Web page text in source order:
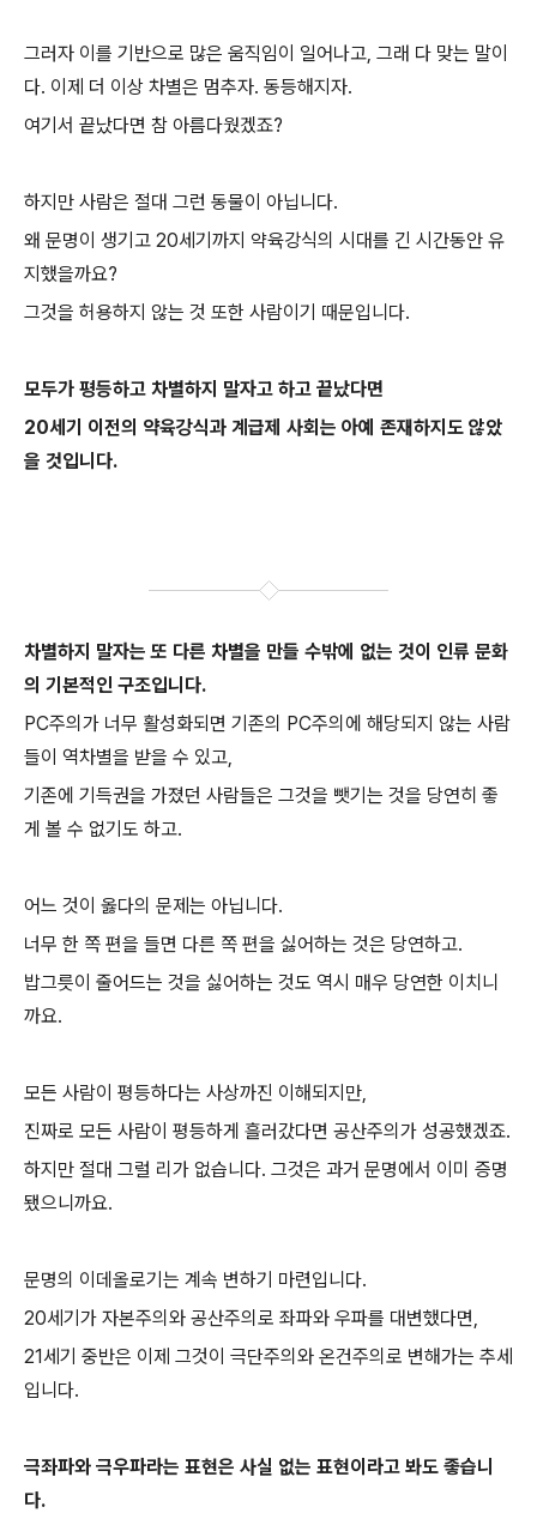
그러자 이를 기반으로 많은 움직임이 일어나고, 그래 다 맞는 말이
다. 이제 더 이상 차별은 멈추자. 동등해지자.
여기서 끝났다면 참 아름다웠겠죠?
하지만 사람은 절대 그런 동물이 아닙니다.
왜 문명이 생기고 20세기까지 약육강식의 시대를 긴 시간동안 유
지했을까요?
그것을 허용하지 않는 것 또한 사람이기 때문입니다.
모두가 평등하고 차별하지 말자고 하고 끝났다면
20세기 이전의 약육강식과 계급제 사회는 아예 존재하지도 않았
을 것입니다.
차별하지 말자는 또 다른 차별을 만들 수밖에 없는 것이 인류 문화
의 기본적인 구조입니다.
PC주의가 너무 활성화되면 기존의 PC주의에 해당되지 않는 사람
들이 역차별을 받을 수 있고,
기존에 기득권을 가졌던 사람들은 그것을 뺏기는 것을 당연히 좋
게 볼 수 없기도 하고.
어느 것이 옳다의 문제는 아닙니다.
너무 한 쪽 편을 들면 다른 쪽 편을 싫어하는 것은 당연하고.
밥그릇이 줄어드는 것을 싫어하는 것도 역시 매우 당연한 이치니
까요.
모든 사람이 평등하다는 사상까진 이해되지만,
진짜로 모든 사람이 평등하게 흘러갔다면 공산주의가 성공했겠죠.
하지만 절대 그럴 리가 없습니다. 그것은 과거 문명에서 이미 증명
됐으니까요.
문명의 이데올로기는 계속 변하기 마련입니다.
20세기가 자본주의와 공산주의로 좌파와 우파를 대변했다면,
21세기 중반은 이제 그것이 극단주의와 온건주의로 변해가는 추세
입니다.
극좌파와 극우파라는 표현은 사실 없는 표현이라고 봐도 좋습니
다.